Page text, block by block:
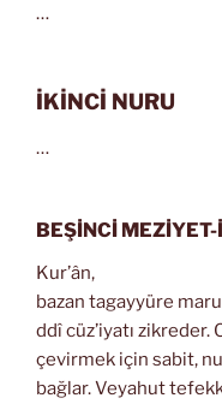
…
İKİNCİ NURU
…
BEŞİNCİ
Kur’ân,
bazan tagayyüre
ddî cüz’iyatı zikreder.
çevirmek için sabit,
bağlar. Veyahut